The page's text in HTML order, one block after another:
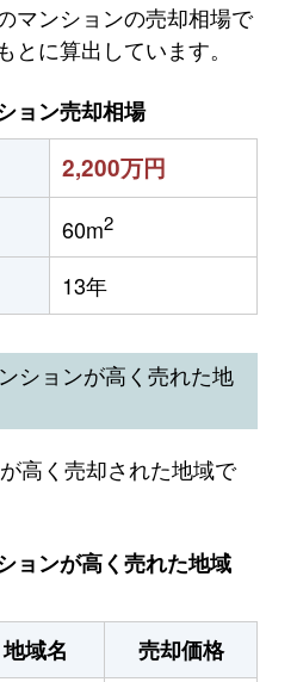
マンションの売却相場で
に算出しています。
ョン売却相場
2,200万円
60m2
13年
ションが高く売れた地
高く売却された地域で
ョンが高く売れた地域
地域名
売却価格